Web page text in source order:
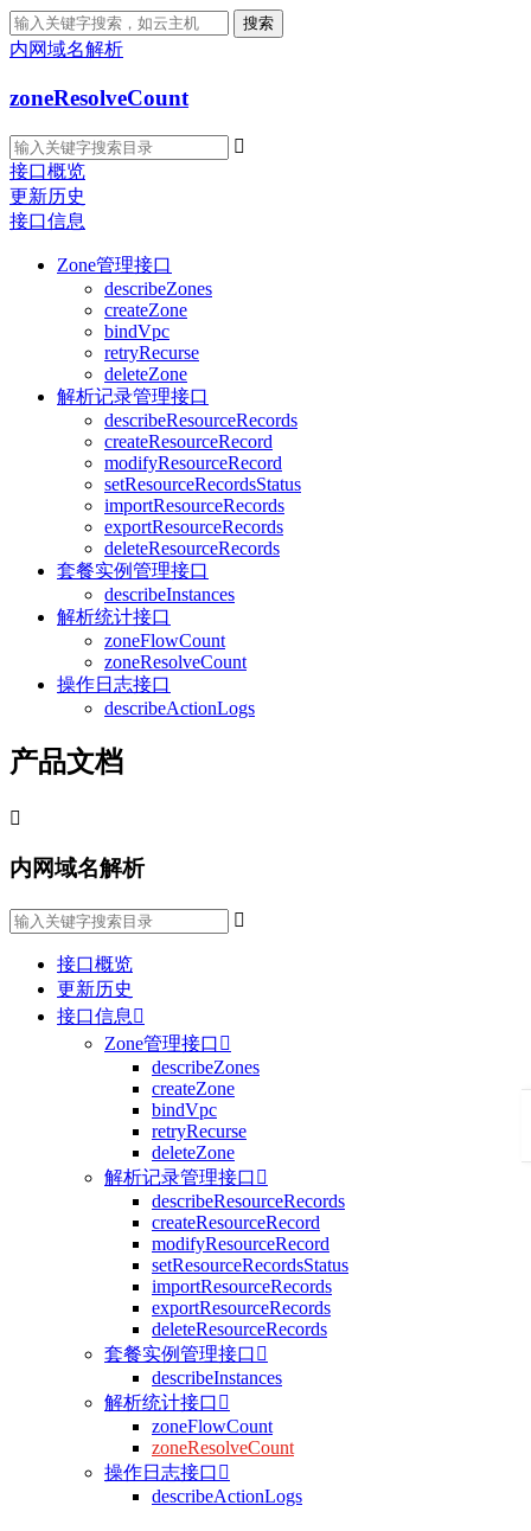
搜索
内网域名解析
zoneResolveCount

接口概览
更新历史
接口信息
Zone管理接口
describeZones
createZone
bindVpc
retryRecurse
deleteZone
解析记录管理接口
describeResourceRecords
createResourceRecord
modifyResourceRecord
setResourceRecordsStatus
importResourceRecords
exportResourceRecords
deleteResourceRecords
套餐实例管理接口
describeInstances
解析统计接口
zoneFlowCount
zoneResolveCount
操作日志接口
describeActionLogs
产品文档

内网域名解析

接口概览
更新历史
接口信息 
Zone管理接口 
describeZones
createZone
bindVpc
retryRecurse
deleteZone
解析记录管理接口 
describeResourceRecords
createResourceRecord
modifyResourceRecord
setResourceRecordsStatus
importResourceRecords
exportResourceRecords
deleteResourceRecords
套餐实例管理接口 
describeInstances
解析统计接口 
zoneFlowCount
zoneResolveCount
操作日志接口 
describeActionLogs